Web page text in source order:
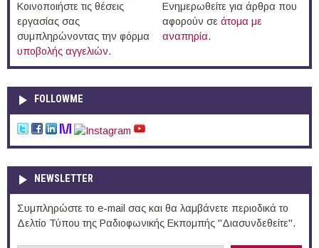
Κοινοποιήστε τις θέσεις
εργασίας σας
συμπληρώνοντας την φόρμα
υποβολής αγγελιών.
Ενημερωθείτε για άρθρα που
αφορούν σε άτομα με
αναπηρία.
FOLLOWME
NEWSLETTER
Συμπληρώστε το e-mail σας και θα λαμβάνετε περιοδικά το
Δελτίο Τύπου της Ραδιοφωνικής Εκπομπής "Διασυνδεθείτε".